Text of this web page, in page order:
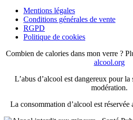
Mentions légales
Conditions générales de vente
RGPD
Politique de cookies
Combien de calories dans mon verre ?
alcool.org
L’abus d’alcool est dangereux pour la
modération.
La consommation d’alcool est réservée